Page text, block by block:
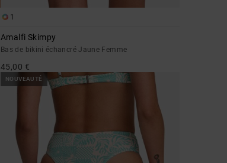
1
Amalfi Skimpy
Bas de bikini échancré Jaune Femme
45,00 €
NOUVEAUTÉ